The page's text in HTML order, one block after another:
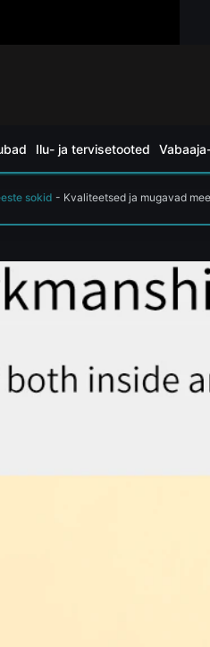
Ilu- ja tervisetooted
sokid - Kvaliteetsed ja mugavad